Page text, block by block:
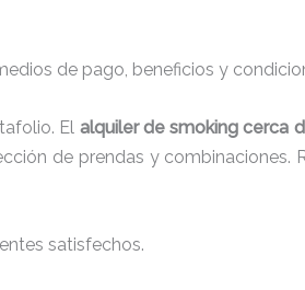
de pago, beneficios y
El alquiler de smoking cerca
de prendas y
satisfechos.